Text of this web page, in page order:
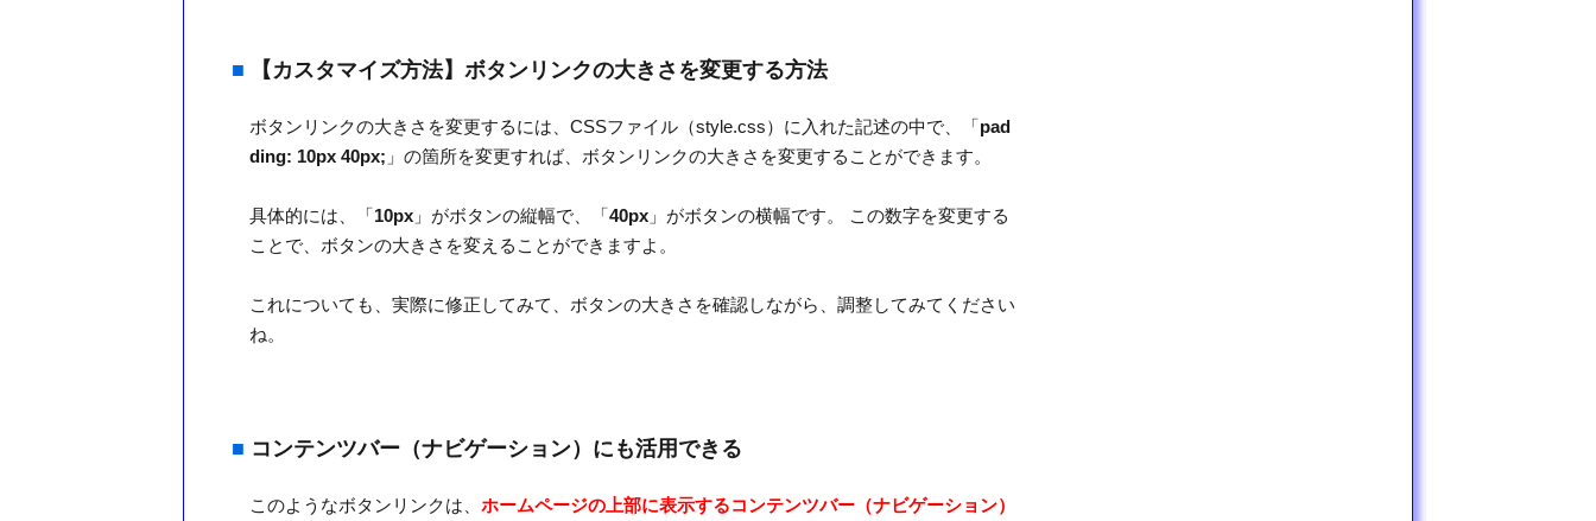
■ 【カスタマイズ方法】ボタンリンクの大きさを変更する方法
ボタンリンクの大きさを変更するには、CSSファイル（style.css）に入れた記述の中で、「pad
ding: 10px 40px; 」の箇所を変更すれば、ボタンリンクの大きさを変更することができます。
具体的には、「10px 」がボタンの縦幅で、「40px 」がボタンの横幅です。 この数字を変更する
ことで、ボタンの大きさを変えることができますよ。
これについても、実際に修正してみて、ボタンの大きさを確認しながら、調整してみてください
ね。
■ コンテンツバー（ナビゲーション）にも活用できる
このようなボタンリンクは、 ホームページの上部に表示するコンテンツバー（ナビゲーション）